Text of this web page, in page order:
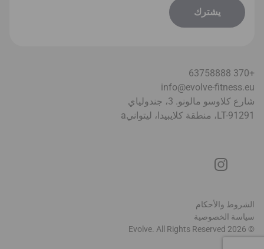
+370 63758888
info@evolve-fitness.eu
شارع كلاوسو مالونو. 3، جندولياي
LT-91291، منطقة كلايبيدا، ليتواني
a
© 2026 Evolve. All Rights Reserved
الشروط والأحكام
سياسة الخصوصية